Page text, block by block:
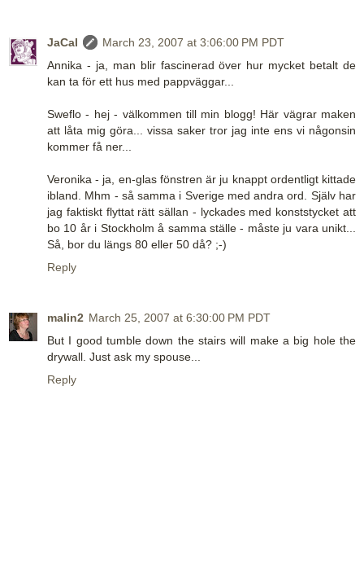
JaCal
March 23, 2007 at 3:06:00 PM PDT
Annika - ja, man blir fascinerad över hur mycket betalt de
kan ta för ett hus med pappväggar...
Sweflo - hej - välkommen till min blogg! Här vägrar maken
att låta mig göra... vissa saker tror jag inte ens vi någonsin
kommer få ner...
Veronika - ja, en-glas fönstren är ju knappt ordentligt kittade
ibland. Mhm - så samma i Sverige med andra ord. Själv har
jag faktiskt flyttat rätt sällan - lyckades med konststycket att
bo 10 år i Stockholm å samma ställe - måste ju vara unikt...
Så, bor du längs 80 eller 50 då? ;-)
Reply
malin2 March 25, 2007 at 6:30:00 PM PDT
But I good tumble down the stairs will make a big hole the
drywall. Just ask my spouse...
Reply